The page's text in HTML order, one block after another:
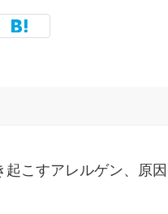
こすアレルゲン、原